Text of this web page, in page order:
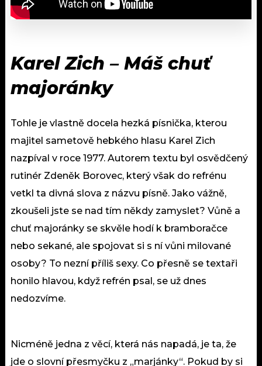
Karel Zich – Máš chuť
majoránky
Tohle je vlastně docela hezká písnička, kterou
majitel sametově hebkého hlasu Karel Zich
nazpíval v roce 1977. Autorem textu byl osvědčený
rutinér Zdeněk Borovec, který však do refrénu
vetkl ta divná slova z názvu písně. Jako vážně,
zkoušeli jste se nad tím někdy zamyslet? Vůně a
chuť majoránky se skvěle hodí k bramboračce
nebo sekané, ale spojovat si s ní vůni milované
osoby? To nezní příliš sexy. Co přesně se textaři
honilo hlavou, když refrén psal, se už dnes
nedozvíme.
Nicméně jedna z věcí, která nás napadá, je ta, že
jde o slovní přesmyčku z „marjánky“. Pokud by si